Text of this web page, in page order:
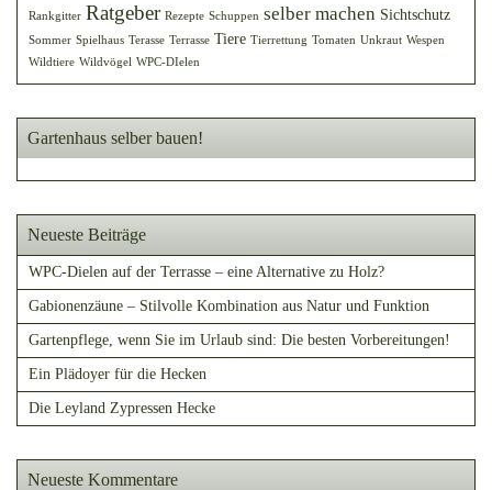
Rankgitter Ratgeber Rezepte Schuppen selber machen Sichtschutz
Sommer Spielhaus Terasse Terrasse Tiere Tierrettung Tomaten Unkraut Wespen
Wildtiere Wildvögel WPC-DIelen
Gartenhaus selber bauen!
Neueste Beiträge
WPC-Dielen auf der Terrasse – eine Alternative zu Holz?
Gabionenzäune – Stilvolle Kombination aus Natur und Funktion
Gartenpflege, wenn Sie im Urlaub sind: Die besten Vorbereitungen!
Ein Plädoyer für die Hecken
Die Leyland Zypressen Hecke
Neueste Kommentare